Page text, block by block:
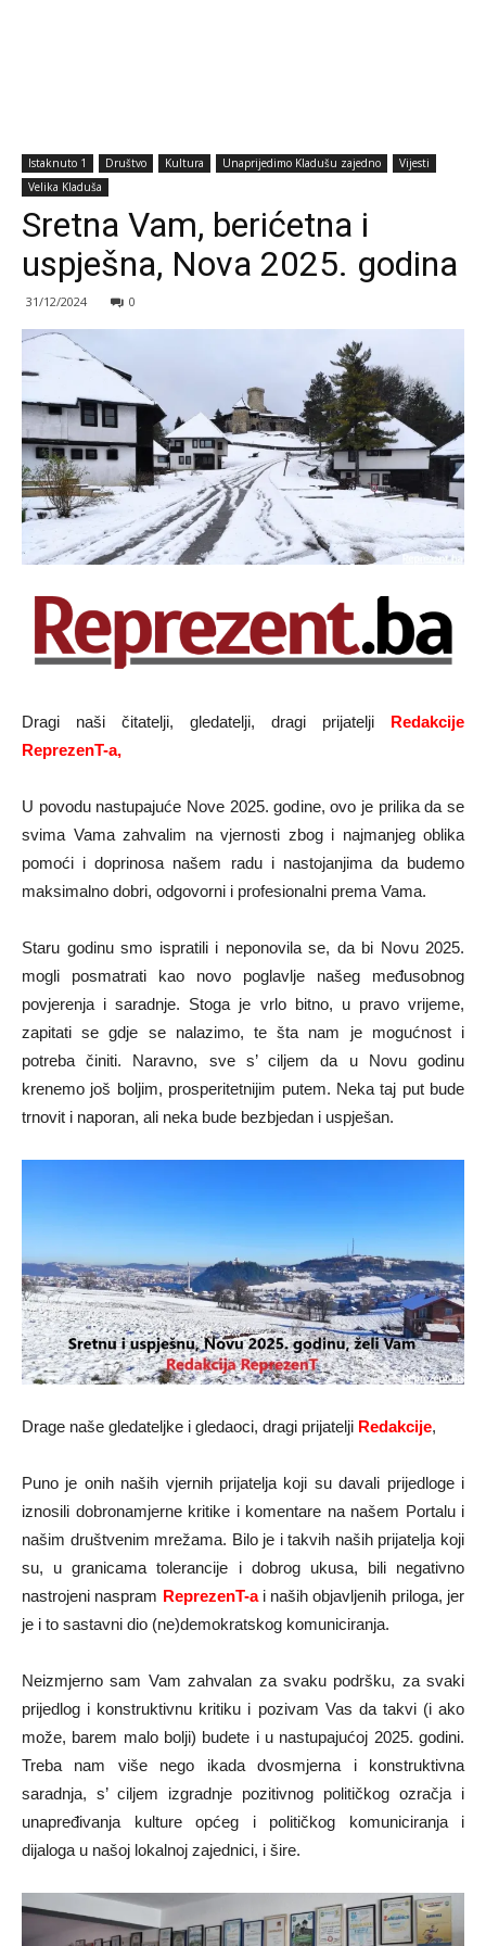
Istaknuto 1 Društvo Kultura Unaprijedimo Kladušu zajedno
Vijesti
Velika Kladuša
Sretna Vam, berićetna i
uspješna, Nova 2025. godina
31/12/2024 0
Dragi naši čitatelji, gledatelji, dragi prijatelji Redakcije
ReprezenT-a,
U povodu nastupajuće Nove 2025. godine, ovo je prilika da se
svima Vama zahvalim na vjernosti zbog i najmanjeg oblika
pomoći i doprinosa našem radu i nastojanjima da budemo
maksimalno dobri, odgovorni i profesionalni prema Vama.
Staru godinu smo ispratili i neponovila se, da bi Novu 2025.
mogli posmatrati kao novo poglavlje našeg međusobnog
povjerenja i saradnje. Stoga je vrlo bitno, u pravo vrijeme,
zapitati se gdje se nalazimo, te šta nam je mogućnost i
potreba činiti. Naravno, sve s’ ciljem da u Novu godinu
krenemo još boljim, prosperitetnijim putem. Neka taj put bude
trnovit i naporan, ali neka bude bezbjedan i uspješan.
Drage naše gledateljke i gledaoci, dragi prijatelji Redakcije,
Puno je onih naših vjernih prijatelja koji su davali prijedloge i
iznosili dobronamjerne kritike i komentare na našem Portalu i
našim društvenim mrežama. Bilo je i takvih naših prijatelja koji
su, u granicama tolerancije i dobrog ukusa, bili negativno
nastrojeni naspram ReprezenT-ai naših objavljenih priloga, jer
je i to sastavni dio (ne)demokratskog komuniciranja.
Neizmjerno sam Vam zahvalan za svaku podršku, za svaki
prijedlog i konstruktivnu kritiku i pozivam Vas da takvi (i ako
može, barem malo bolji) budete i u nastupajućoj 2025. godini.
Treba nam više nego ikada dvosmjerna i konstruktivna
saradnja, s’ ciljem izgradnje pozitivnog političkog ozračja i
unapređivanja kulture općeg i političkog komuniciranja i
dijaloga u našoj lokalnoj zajednici, i šire.